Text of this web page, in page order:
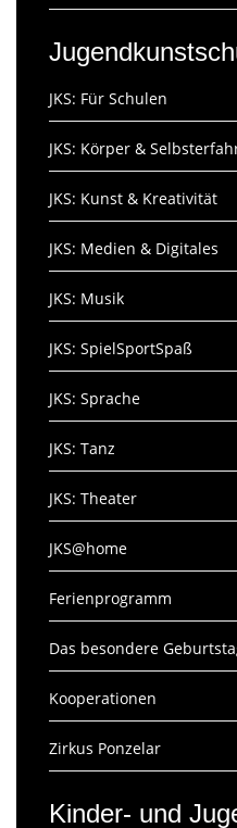
JKS: Für Schulen
JKS: Körper &
JKS: Kunst & Kreativität
JKS: Medien & Digitales
JKS: Musik
JKS: SpielSportSpaß
JKS: Sprache
JKS: Tanz
JKS: Theater
JKS@home
Ferienprogramm
Das besondere
Kooperationen
Zirkus Ponzelar
Kinder- und